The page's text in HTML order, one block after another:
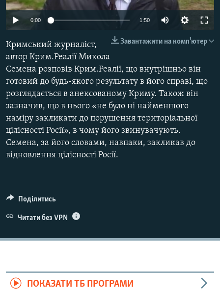
ВІДЕОУРОКИ «ELIFBE»
УКРАЇНСЬКА ПРОБЛЕМА КРИМУ
ІНФОГРАФІКА
Русский
ДОЛУЧАЙСЯ!
Усі сайти RFE/RL
0:00 1:50
Завантажити на комп'ютер
Кримський журналіст,
автор Крим.Реалії Микола
Семена розповів Крим.Реалії, що внутрішньо він
готовий до будь-якого результату в його справі, що
розглядається в анексованому Криму. Також він
зазначив, що в нього «не було ні найменшого
наміру закликати до порушення територіальної
цілісності Росії», в чому його звинувачують.
Семена, за його словами, навпаки, закликав до
відновлення цілісності Росії.
Поділитись
Читати без VPN
ПОКАЗАТИ ТБ ПРОГРАМИ